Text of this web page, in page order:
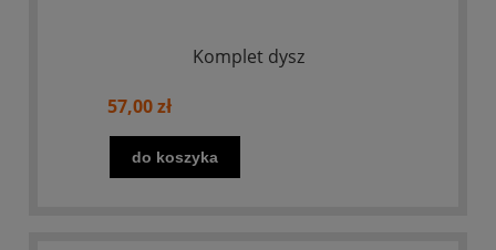
Komplet dysz
57,00 zł
do koszyka